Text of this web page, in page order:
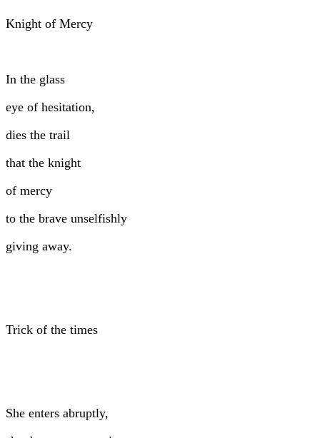
Knight of Mercy
In the glass
eye of hesitation,
dies the trail
that the knight
of mercy
to the brave unselfishly
giving away.
Trick of the times
She enters abruptly,